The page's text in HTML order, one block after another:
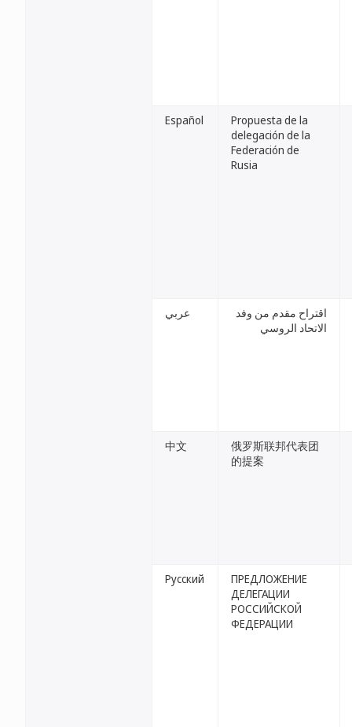
Español
Propuesta de la
delegación de la
Federación de
Rusia
عربي
اقتراح مقدم من وفد
الاتحاد الروسي
中文
俄罗斯联邦代表团
的提案
Русский
ПРЕДЛОЖЕНИЕ
ДЕЛЕГАЦИИ
РОССИЙСКОЙ
ФЕДЕРАЦИИ